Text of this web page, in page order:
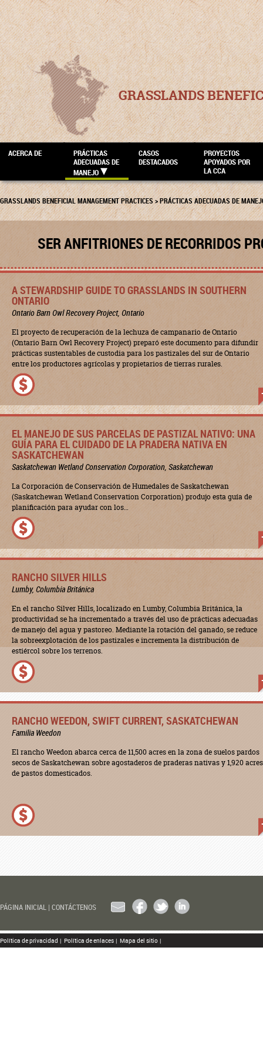
GRASSLANDS
ACERCA DE
PRÁCTICAS
ADECUADAS DE
MANEJO
CASOS
DESTACADOS
PROYECTOS
APOYADOS POR
LA CCA
GRASSLANDS BENEFICIAL MANAGEMENT PRACTICES>PRÁCTICAS ADECUADAS DE
SER ANFITRIONES DE RECORRIDOS
A STEWARDSHIP GUIDE TO GRASSLANDS IN SOUTHERN
ONTARIO
Ontario Barn Owl Recovery Project, Ontario
El proyecto de recuperación de la lechuza de campanario de Ontario
(Ontario Barn Owl Recovery Project) preparó este documento para difundir
prácticas sustentables de custodia para los pastizales del sur de Ontario
entre los productores agrícolas y propietarios de tierras rurales.
EL MANEJO DE SUS PARCELAS DE PASTIZAL NATIVO: UNA
GUÍA PARA EL CUIDADO DE LA PRADERA NATIVA EN
SASKATCHEWAN
Saskatchewan Wetland Conservation Corporation, Saskatchewan
La Corporación de Conservación de Humedales de Saskatchewan
(Saskatchewan Wetland Conservation Corporation) produjo esta guía de
planificación para ayudar con los…
RANCHO SILVER HILLS
Lumby, Columbia Británica
En el rancho Silver Hills, localizado en Lumby, Columbia Británica, la
productividad se ha incrementado a través del uso de prácticas adecuadas
de manejo del agua y pastoreo. Mediante la rotación del ganado, se reduce
la sobreexplotación de los pastizales e incrementa la distribución de
estiércol sobre los terrenos.
RANCHO WEEDON, SWIFT CURRENT, SASKATCHEWAN
Familia Weedon
El rancho Weedon abarca cerca de 11,500 acres en la zona de suelos pardos
secos de Saskatchewan sobre agostaderos de praderas nativas y 1,920 acres
de pastos domesticados.
PÁGINA INICIAL | CONTÁCTENOS
Política de privacidad | Política de enlaces | Mapa del sitio |